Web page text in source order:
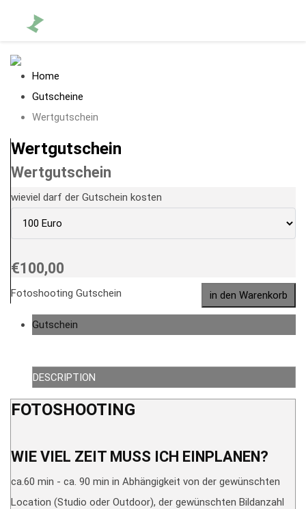
Home
Gutscheine
Wertgutschein
Wertgutschein
Wertgutschein
wieviel darf der Gutschein kosten
€100,00
Fotoshooting Gutschein
Gutschein
DESCRIPTION
FOTOSHOOTING
WIE VIEL ZEIT MUSS ICH EINPLANEN?
ca.60 min - ca. 90 min in Abhängigkeit von der gewünschten
Location (Studio oder Outdoor), der gewünschten Bildanzahl